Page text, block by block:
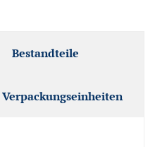
Bestandteile
Verpackungseinheiten